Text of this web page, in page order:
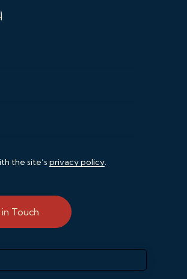
the site’sprivacy policy.